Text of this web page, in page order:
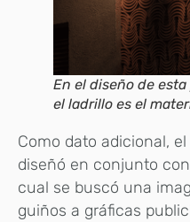
En el diseño de
el ladrillo es el
Como dato adicional, el
diseñó en conjunto con
cual se buscó una
guiños a gráficas